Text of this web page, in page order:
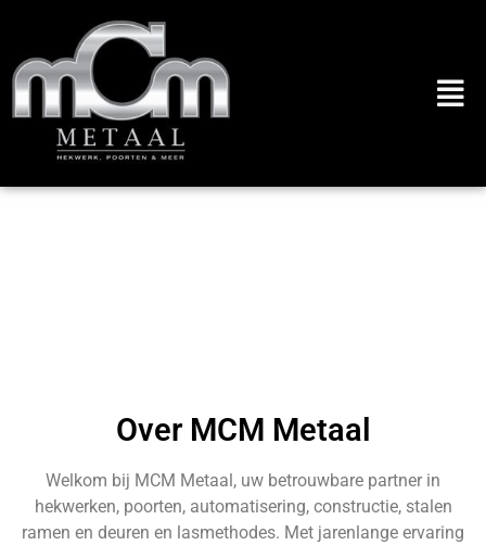
Over MCM Metaal
Welkom bij MCM Metaal, uw betrouwbare partner in
hekwerken, poorten, automatisering, constructie, stalen
ramen en deuren en lasmethodes. Met jarenlange ervaring